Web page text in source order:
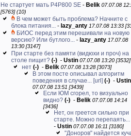
Не стартует мать P4P800 SE - Belik 07.07.08
[5763] (10)
В чем может быть проблема? Начните с
блока питания... - lazy_anty 17.07.08 13:33
БИОС перед этим перешивали на новую
версию? Или бутлого... - lazy_anty 17.07.08
13:30 [3147]
При старте без памяти (видюхи и проч) на
столе пищит? (-) - Ustin 07.07.08 13:20 [3532]
нет (-) - Belik 07.07.08 13:28 [3073]
В этом посте описывал алгоритм
поведения в случае... [url] (-) - Ustin
07.07.08 13:51 [3439]
Если ЮМ сгорел, то визуально
видно? (-) - Belik 07.07.08 14:14
[3436]
Нет, он греется сильно при
старте. Можно перепаять...
- Ustin 07.07.08 16:11 [3180]
"Доноров" найдется